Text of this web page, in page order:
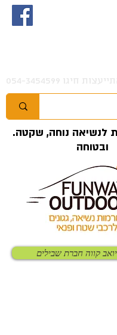
.גגונים ועריסות לנשיאה נוחה, שקטה
קווה חברת שבילים